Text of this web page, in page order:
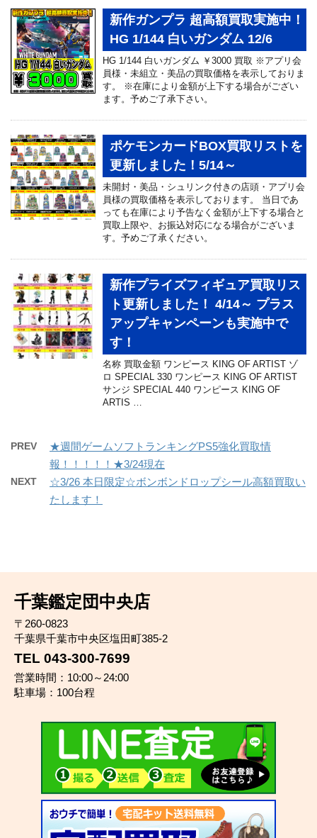
新作ガンプラ 超高額買取実施中！
HG 1/144 白いガンダム 12/6
HG 1/144 白いガンダム ￥3000 買取 ※アプリ会
員様・未組立・美品の買取価格を表示しておりま
す。 ※在庫により金額が上下する場合がござい
ます。予めご了承下さい。
ポケモンカードBOX買取リストを
更新しました！5/14～
未開封・美品・シュリンク付きの店頭・アプリ会
員様の買取価格を表示しております。 当日であ
っても在庫により予告なく金額が上下する場合と
買取上限や、お振込対応になる場合がございま
す。予めご了承ください。
新作プライズフィギュア買取リス
ト更新しました！ 4/14～ プラス
アップキャンペーンも実施中で
す！
名称 買取金額 ワンピース KING OF ARTIST ゾ
ロ SPECIAL 330 ワンピース KING OF ARTIST
サンジ SPECIAL 440 ワンピース KING OF
ARTIS …
PREV
★週間ゲームソフトランキングPS5強化買取情
報！！！！！★3/24現在
NEXT
☆3/26 本日限定☆ボンボンドロップシール高額買取い
たします！
千葉鑑定団中央店
〒260-0823
千葉県千葉市中央区塩田町385-2
TEL 043-300-7699
営業時間：10:00～24:00
駐車場：100台程